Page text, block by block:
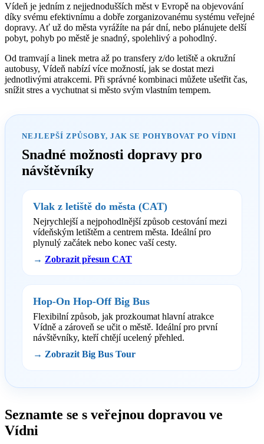
Vídeň je jedním z nejjednodušších měst v Evropě na objevování
díky svému efektivnímu a dobře zorganizovanému systému veřejné
dopravy. Ať už do města vyrážíte na pár dní, nebo plánujete delší
pobyt, pohyb po městě je snadný, spolehlivý a pohodlný.
Od tramvají a linek metra až po transfery z/do letiště a okružní
autobusy, Vídeň nabízí více možností, jak se dostat mezi
jednotlivými atrakcemi. Při správné kombinaci můžete ušetřit čas,
snížit stres a vychutnat si město svým vlastním tempem.
NEJLEPŠÍ ZPŮSOBY, JAK SE POHYBOVAT PO VÍDNI
Snadné možnosti dopravy pro
návštěvníky
Vlak z letiště do města (CAT)
Nejrychlejší a nejpohodlnější způsob cestování mezi
vídeňským letištěm a centrem města. Ideální pro
plynulý začátek nebo konec vaší cesty.
→ Zobrazit přesun CAT
Hop-On Hop-Off Big Bus
Flexibilní způsob, jak prozkoumat hlavní atrakce
Vídně a zároveň se učit o městě. Ideální pro první
návštěvníky, kteří chtějí ucelený přehled.
→ Zobrazit Big Bus Tour
Seznamte se s veřejnou dopravou ve
Vídni